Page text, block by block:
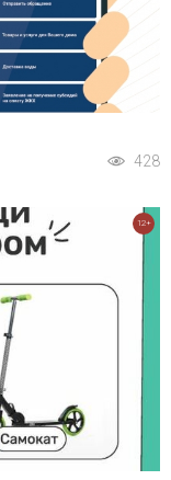
428
12+